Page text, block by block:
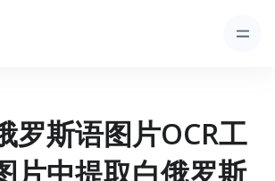
罗斯语图片OCR工
片中提取白俄罗斯